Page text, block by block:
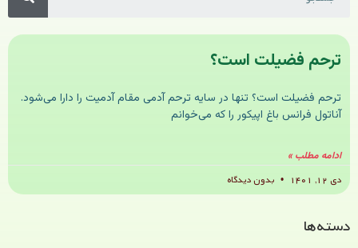
ترحم فضیلت است؟
ترحم فضیلت است؟ تنها در سایه ترحم آدمی مقام آدمیت را دارا می‌شود.
آناتول فرانس باغ اپیکور را که می‌خوانم
ادامه مطلب »
دی ۱۲, ۱۴۰۱
بدون دیدگاه
دسته‌ها